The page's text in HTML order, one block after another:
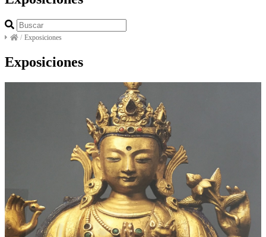
/ Exposiciones
Exposiciones